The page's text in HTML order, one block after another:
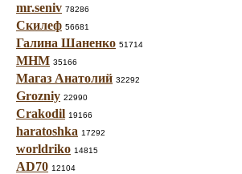
mr.seniv 78286
Скилеф 56681
Галина Шаненко 51714
МНМ 35166
Магаз Анатолий 32292
Grozniy 22990
Crakodil 19166
haratoshka 17292
worldriko 14815
AD70 12104